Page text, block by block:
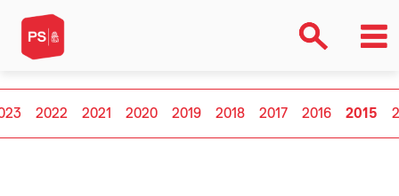
2022 2021 2020 2019 2018 2017 2016 2015